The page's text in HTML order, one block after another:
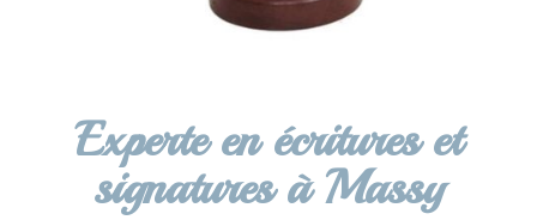
Experte en écritures et
signatures à Massy